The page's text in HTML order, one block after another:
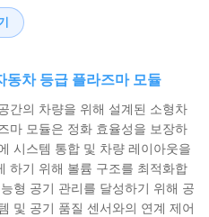
차 등급 플라즈마 모듈
간의 차량을 위해 설계된 소형차
마 모듈은 정화 효율성을 보장하
시스템 통합 및 차량 레이아웃을
하기 위해 볼륨 구조를 최적화합
형 공기 관리를 달성하기 위해 공
및 공기 품질 센서와의 연계 제어